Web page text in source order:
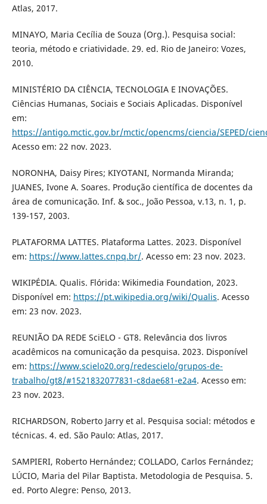
Atlas, 2017.
MINAYO, Maria Cecília de Souza (Org.). Pesquisa social:
teoria, método e criatividade. 29. ed. Rio de Janeiro: Vozes,
2010.
MINISTÉRIO DA CIÊNCIA, TECNOLOGIA E INOVAÇÕES.
Ciências Humanas, Sociais e Sociais Aplicadas. Disponível
em:
https://antigo.mctic.gov.br/mctic/opencms/ciencia/SEPED/
Acesso em: 22 nov. 2023.
NORONHA, Daisy Pires; KIYOTANI, Normanda Miranda;
JUANES, Ivone A. Soares. Produção científica de docentes da
área de comunicação. Inf. & soc., João Pessoa, v.13, n. 1, p.
139-157, 2003.
PLATAFORMA LATTES. Plataforma Lattes. 2023. Disponível
em: https://www.lattes.cnpq.br/. Acesso em: 23 nov. 2023.
WIKIPÉDIA. Qualis. Flórida: Wikimedia Foundation, 2023.
Disponível em: https://pt.wikipedia.org/wiki/Qualis. Acesso
em: 23 nov. 2023.
REUNIÃO DA REDE SciELO - GT8. Relevância dos livros
acadêmicos na comunicação da pesquisa. 2023. Disponível
em: https://www.scielo20.org/redescielo/grupos-de-
trabalho/gt8/#1521832077831-c8dae681-e2a4. Acesso em:
23 nov. 2023.
RICHARDSON, Roberto Jarry et al. Pesquisa social: métodos e
técnicas. 4. ed. São Paulo: Atlas, 2017.
SAMPIERI, Roberto Hernández; COLLADO, Carlos Fernández;
LÚCIO, Maria del Pilar Baptista. Metodologia de Pesquisa. 5.
ed. Porto Alegre: Penso, 2013.